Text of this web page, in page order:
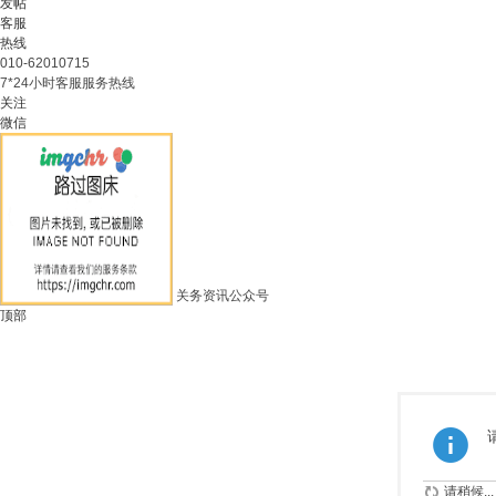
发帖
客服
热线
010-62010715
7*24小时客服服务热线
关注
微信
关务资讯公众号
顶部
请稍候...